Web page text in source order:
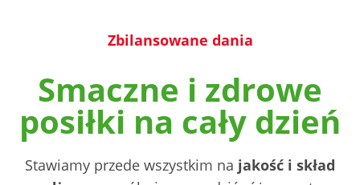
Zbilansowane dania
Smaczne i zdrowe
posiłki na cały dzień
Stawiamy przede wszystkim na jakość i skład